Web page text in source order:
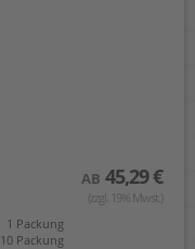
AB 45,29 €
(zzgl. 19% Mwst.)
1 Packung
10 Packung